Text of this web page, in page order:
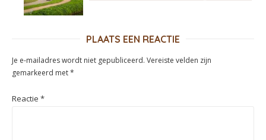
PLAATS EEN REACTIE
Je e-mailadres wordt niet gepubliceerd. Vereiste velden zijn
gemarkeerd met*
Reactie *